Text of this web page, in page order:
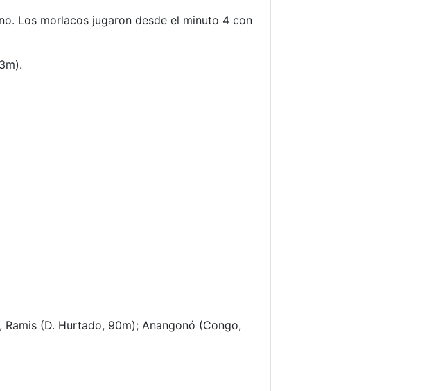
Los morlacos jugaron desde el minuto 4 con
(D. Hurtado, 90m); Anangonó (Congo,